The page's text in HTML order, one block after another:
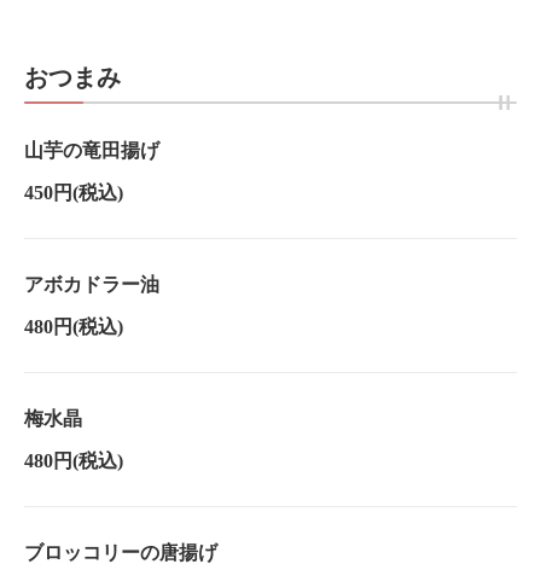
おつまみ
山芋の竜田揚げ
450円(税込)
アボカドラー油
480円(税込)
梅水晶
480円(税込)
ブロッコリーの唐揚げ